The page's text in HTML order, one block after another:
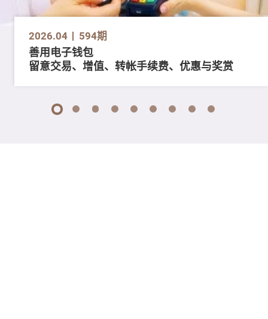
2026.04 594期
善用电子钱包
留意交易、增值、转帐手续费、优惠与奖赏
1 2 3 4 5 6 7 8 9